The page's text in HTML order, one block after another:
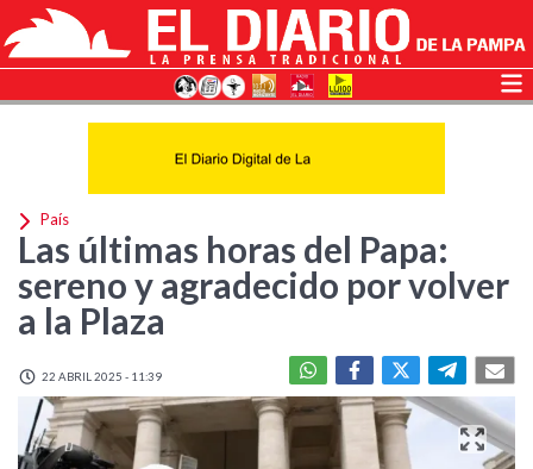
País
Las últimas horas del Papa:
sereno y agradecido por volver
a la Plaza
22 ABRIL 2025 - 11:39